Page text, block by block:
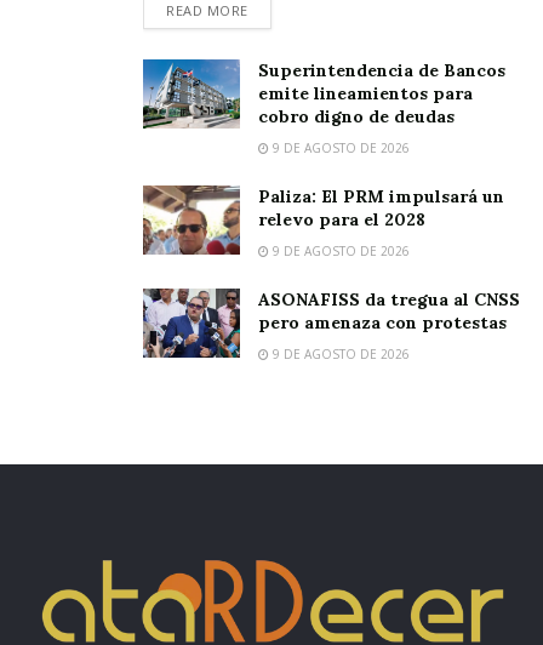
READ MORE
Superintendencia de Bancos
emite lineamientos para
cobro digno de deudas
9 DE AGOSTO DE 2026
Paliza: El PRM impulsará un
relevo para el 2028
9 DE AGOSTO DE 2026
ASONAFISS da tregua al CNSS
pero amenaza con protestas
9 DE AGOSTO DE 2026